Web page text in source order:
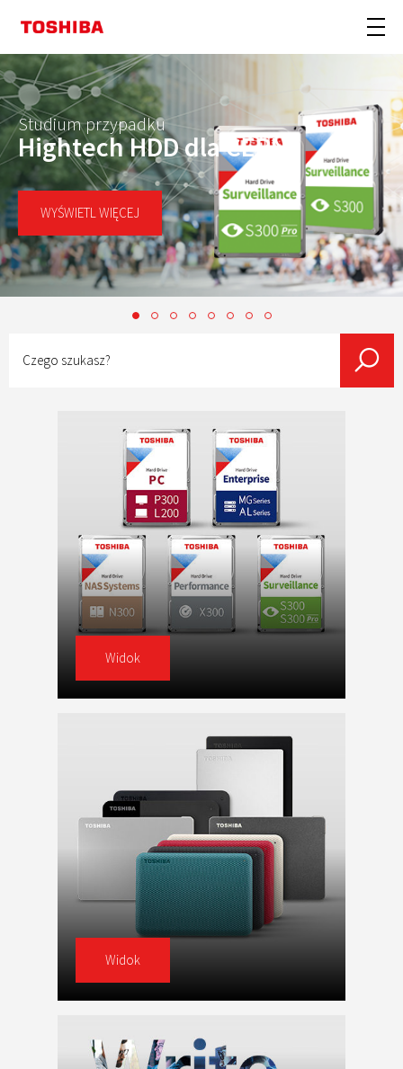
Studium przypadku
Hightech HDD dla CERN
WYŚWIETL WIĘCEJ
szukasz?
Widok
Widok